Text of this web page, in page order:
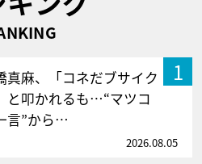
1
真麻、「コネだブサイク
と叩かれるも…“マツコ
言”から…
2026.08.05